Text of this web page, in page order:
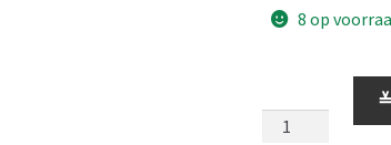
8 op
1
≚